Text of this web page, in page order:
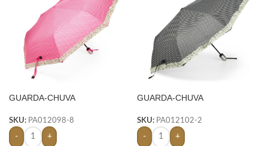
GUARDA-CHUVA
SKU: PA012098-8
- +
GUARDA-CHUVA
SKU: PA012102-2
- +